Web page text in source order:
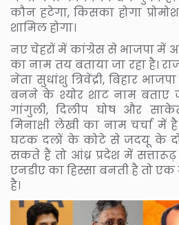
कौन हटेगा, किसका होगा
शामिल होगा।
नए चेहरों में कांग्रेस से भाजपा में
का नाम तय बताया जा रहा है।
नेता सुधांशु त्रिवेंद्री, बिहार
बनने के श्योर शाट नाम बताए
गांगुली, दिलीप घोष और
मिनाक्षी लेखी का नाम चर्चा
घटक दलों के कोटे से जदयू के
सकते हैं तो आंध्र प्रदेश में
एनडीए का हिस्सा बनती है तो एक
है।